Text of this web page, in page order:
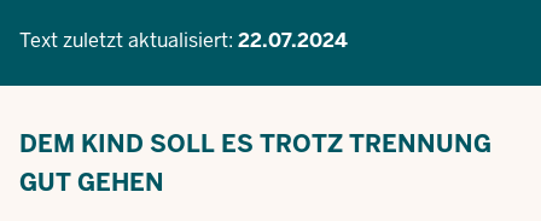
Text zuletzt aktualisiert: 22.07.2024
DEM KIND SOLL ES TROTZ TRENNUNG
GUT GEHEN